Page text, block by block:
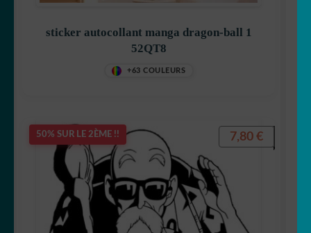
sticker autocollant manga dragon-ball 1
52QT8
+63 COULEURS
50% SUR LE 2ÈME !! 7,80 €